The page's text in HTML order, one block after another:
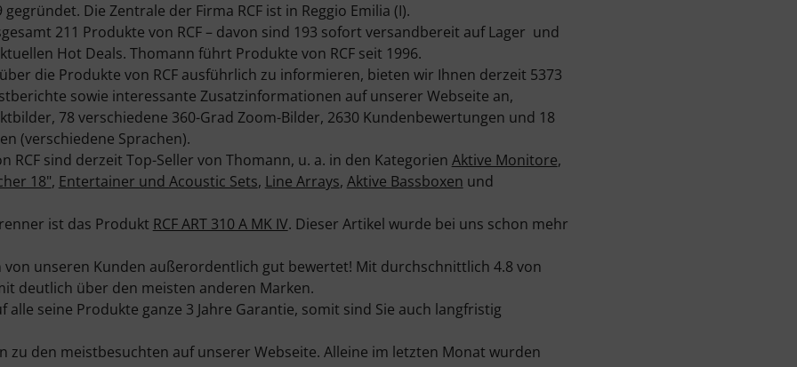
gegründet. Die Zentrale der Firma RCF ist in Reggio Emilia (I).
211 Produkte von RCF – davon sind 193 sofort versandbereit auf Lager und
Hot Deals. Thomann führt Produkte von RCF seit 1996.
die Produkte von RCF ausführlich zu informieren, bieten wir Ihnen derzeit 5373
sowie interessante Zusatzinformationen auf unserer Webseite an,
78 verschiedene 360-Grad Zoom-Bilder, 2630 Kundenbewertungen und 18
(verschiedene Sprachen).
RCF sind derzeit Top-Seller von Thomann, u. a. in den Kategorien Aktive Monitore,
18", Entertainer und Acoustic Sets, Line Arrays, Aktive Bassboxen und
ist das Produkt RCF ART 310 A MK IV. Dieser Artikel wurde bei uns schon mehr
von unseren Kunden außerordentlich gut bewertet! Mit durchschnittlich 4.8 von
deutlich über den meisten anderen Marken.
seine Produkte ganze 3 Jahre Garantie, somit sind Sie auch langfristig
zu den meistbesuchten auf unserer Webseite. Alleine im letzten Monat wurden